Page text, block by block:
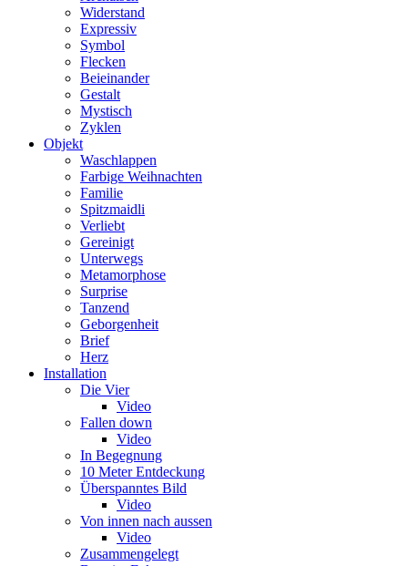
Widerstand
Expressiv
Symbol
Flecken
Beieinander
Gestalt
Mystisch
Zyklen
Objekt
Waschlappen
Farbige Weihnachten
Familie
Spitzmaidli
Verliebt
Gereinigt
Unterwegs
Metamorphose
Surprise
Tanzend
Geborgenheit
Brief
Herz
Installation
Die Vier
Video
Fallen down
Video
In Begegnung
10 Meter Entdeckung
Überspanntes Bild
Video
Von innen nach aussen
Video
Zusammengelegt